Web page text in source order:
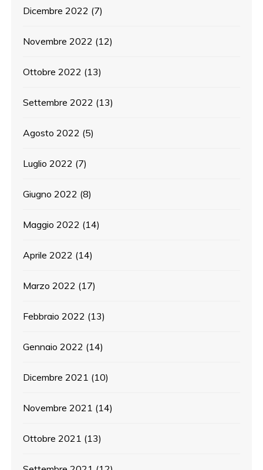
Dicembre 2022 (7)
Novembre 2022 (12)
Ottobre 2022 (13)
Settembre 2022 (13)
Agosto 2022 (5)
Luglio 2022 (7)
Giugno 2022 (8)
Maggio 2022 (14)
Aprile 2022 (14)
Marzo 2022 (17)
Febbraio 2022 (13)
Gennaio 2022 (14)
Dicembre 2021 (10)
Novembre 2021 (14)
Ottobre 2021 (13)